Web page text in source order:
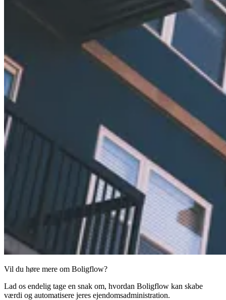
Vil du høre mere om Boligflow?
Lad os endelig tage en snak om, hvordan Boligflow kan skabe
værdi og automatisere jeres ejendomsadministration.